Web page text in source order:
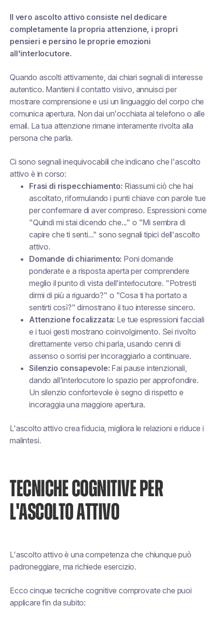
Il vero ascolto attivo consiste nel dedicare
completamente la propria attenzione, i propri
pensieri e persino le proprie emozioni
all'interlocutore.
Quando ascolti attivamente, dai chiari segnali di interesse
autentico. Mantieni il contatto visivo, annuisci per
mostrare comprensione e usi un linguaggio del corpo che
comunica apertura. Non dai un'occhiata al telefono o alle
email. La tua attenzione rimane interamente rivolta alla
persona che parla.
Ci sono segnali inequivocabili che indicano che l'ascolto
attivo è in corso:
Frasi di rispecchiamento: Riassumi ciò che hai
ascoltato, riformulando i punti chiave con parole tue
per confermare di aver compreso. Espressioni come
"Quindi mi stai dicendo che..." o "Mi sembra di
capire che ti senti..." sono segnali tipici dell'ascolto
attivo.
Domande di chiarimento: Poni domande
ponderate e a risposta aperta per comprendere
meglio il punto di vista dell'interlocutore. "Potresti
dirmi di più a riguardo?" o "Cosa ti ha portato a
sentirti così?" dimostrano il tuo interesse sincero.
Attenzione focalizzata: Le tue espressioni facciali
e i tuoi gesti mostrano coinvolgimento. Sei rivolto
direttamente verso chi parla, usando cenni di
assenso o sorrisi per incoraggiarlo a continuare.
Silenzio consapevole: Fai pause intenzionali,
dando all'interlocutore lo spazio per approfondire.
Un silenzio confortevole è segno di rispetto e
incoraggia una maggiore apertura.
L'ascolto attivo crea fiducia, migliora le relazioni e riduce i
malintesi.
TECNICHE COGNITIVE PER
L'ASCOLTO ATTIVO
L'ascolto attivo è una competenza che chiunque può
padroneggiare, ma richiede esercizio.
Ecco cinque tecniche cognitive comprovate che puoi
applicare fin da subito: